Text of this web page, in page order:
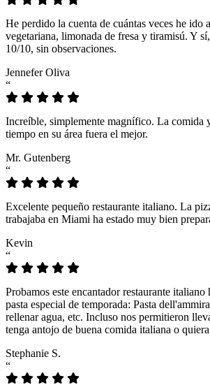
He perdido la cuenta de cuántas veces he ido
vegetariana, limonada de fresa y tiramisú. Y
10/10, sin observaciones.
Jennefer Oliva
“
Increíble, simplemente magnífico. La comida
tiempo en su área fuera el mejor.
Mr. Gutenberg
“
Excelente pequeño restaurante italiano. La
trabajaba en Miami ha estado muy bien
Kevin
“
Probamos este encantador restaurante
pasta especial de temporada: Pasta
rellenar agua, etc. Incluso nos permitieron
tenga antojo de buena comida italiana o
Stephanie S.
“